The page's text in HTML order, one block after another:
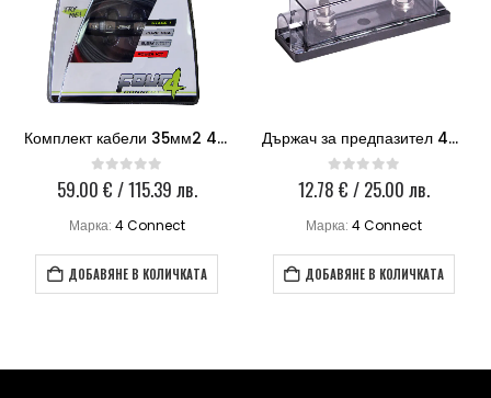
Комплект кабели 35мм2 4Connect PKIT35S
0 out of 5
59.00 € / 115.39 лв.
Марка: 4 Connect
ДОБАВЯНЕ В КОЛИЧКАТА
Държач за предпазител 4Connect ANL М8
0 out of 5
12.78€ / 25.00 лв.
Марка:4 Connect
ДОБАВЯНЕ В КОЛИЧКАТА